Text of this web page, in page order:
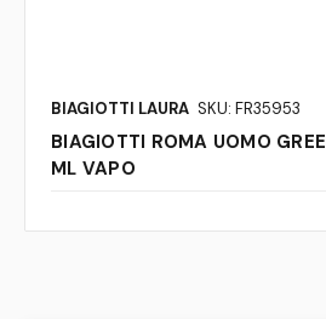
BIAGIOTTI LAURA SKU: FR35953
BIAGIOTTI ROMA UOMO
ML VAPO